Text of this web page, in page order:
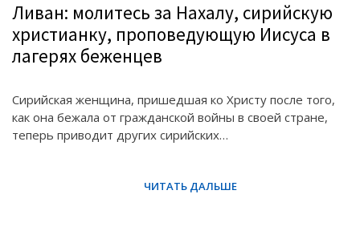
Ливан: молитесь за Нахалу, сирийскую
христианку, проповедующую Иисуса в
лагерях беженцев
Сирийская женщина, пришедшая ко Христу после того,
как она бежала от гражданской войны в своей стране,
теперь приводит других сирийских…